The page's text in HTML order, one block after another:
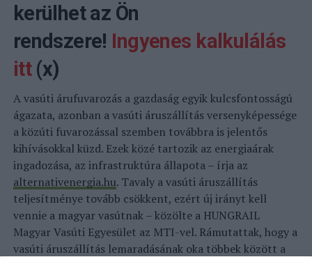
kerülhet az Ön
rendszere! Ingyenes kalkulálás
itt (x)
A vasúti árufuvarozás a gazdaság egyik kulcsfontosságú
ágazata, azonban a vasúti áruszállítás versenyképessége
a közúti fuvarozással szemben továbbra is jelentős
kihívásokkal küzd. Ezek közé tartozik az energiaárak
ingadozása, az infrastruktúra állapota – írja az
alternativenergia.hu. Tavaly a vasúti áruszállítás
teljesítménye tovább csökkent, ezért új irányt kell
vennie a magyar vasútnak – közölte a HUNGRAIL
Magyar Vasúti Egyesület az MTI-vel. Rámutattak, hogy a
vasúti áruszállítás lemaradásának oka többek között a